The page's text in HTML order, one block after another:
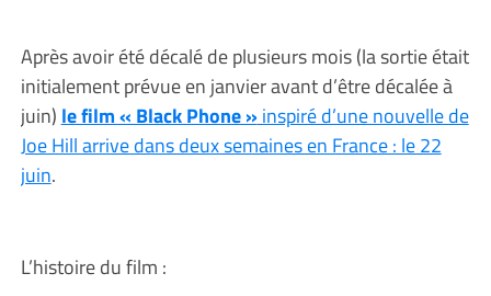
Après avoir été décalé de plusieurs mois (la sortie était
initialement prévue en janvier avant d’être décalée à
juin) le film « Black Phone »inspiré d’une nouvelle de
Joe Hill arrive dans deux semaines en France : le 22
juin.
L’histoire du film :